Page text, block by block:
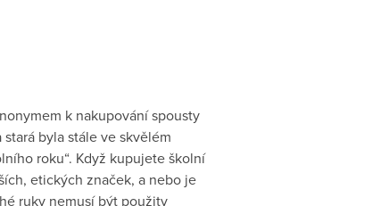
k nakupování spousty
byla stále ve skvělém
roku“. Když kupujete školní
etických značek, a nebo je
ruky nemusí být použity